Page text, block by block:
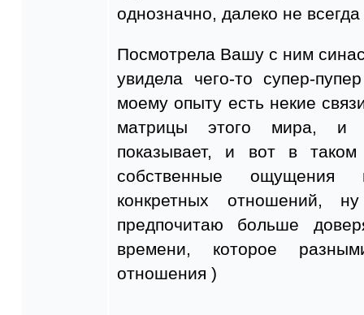
однозначно, далеко не всегда
Посмотрела Вашу с ним
увидела чего-то супер-
моему опыту есть некие
матрицы этого мира, и
показывает, и вот в
собственные ощущения
конкретных отношений,
предпочитаю больше
времени, которое
отношения )